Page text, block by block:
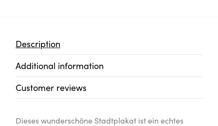
Description
Additional information
Customer reviews
Dieses wunderschöne Stadtplakat ist ein echtes